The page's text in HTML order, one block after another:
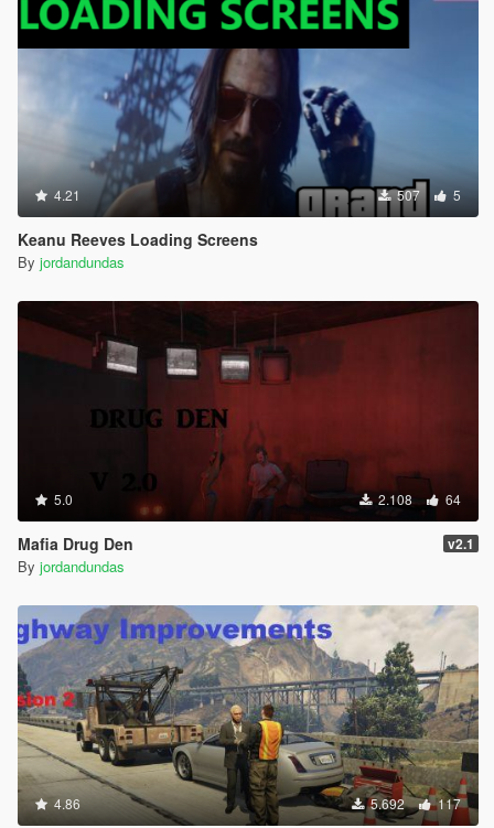
4.21 507 5
Keanu Reeves Loading Screens
By jordandundas
5.0 2.108 64
Mafia Drug Den v2.1
By jordandundas
4.86 5.692 117